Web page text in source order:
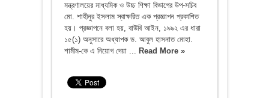
মন্ত্রণালয়ের মাধ্যমিক ও উচ্চ শিক্ষা বিভাগের উপ-সচিব
মো. শাহীনুর ইসলাম স্বাক্ষরিত এক প্রজ্ঞাপন প্রকাশিত
হয়। প্রজ্ঞাপনে বলা হয়, বাউবি আইন, ১৯৯২ এর ধারা
১৫(১) অনুসারে অধ্যাপক ড. আবুল হাসনাত মোহা.
শামীম-কে এ নিয়োগ দেয়া ... Read More »